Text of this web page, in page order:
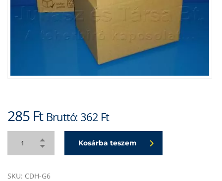
285 Ft Bruttó:362 Ft
Kosárba teszem
SKU: CDH-G6